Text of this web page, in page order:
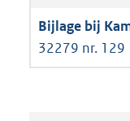
32279 nr. 129